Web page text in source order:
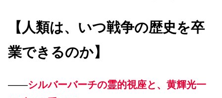
【人類は、いつ戦争の歴史を卒
業できるのか】
――シルバーバーチの霊的視座と、黄輝光一